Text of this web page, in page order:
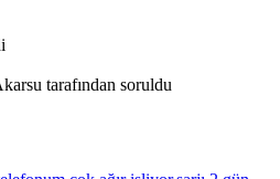
tarafından soruldu